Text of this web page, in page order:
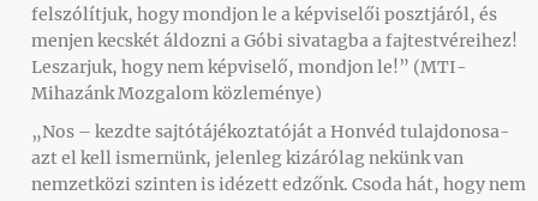
felszólítjuk, hogy mondjon le a képviselői posztjáról, és
menjen kecskét áldozni a Góbi sivatagba a fajtestvéreihez!
Leszarjuk, hogy nem képviselő, mondjon le!” (MTI-
Mihazánk Mozgalom közleménye)
„Nos – kezdte sajtótájékoztatóját a Honvéd tulajdonosa-
azt el kell ismernünk, jelenleg kizárólag nekünk van
nemzetközi szinten is idézett edzőnk. Csoda hát, hogy nem